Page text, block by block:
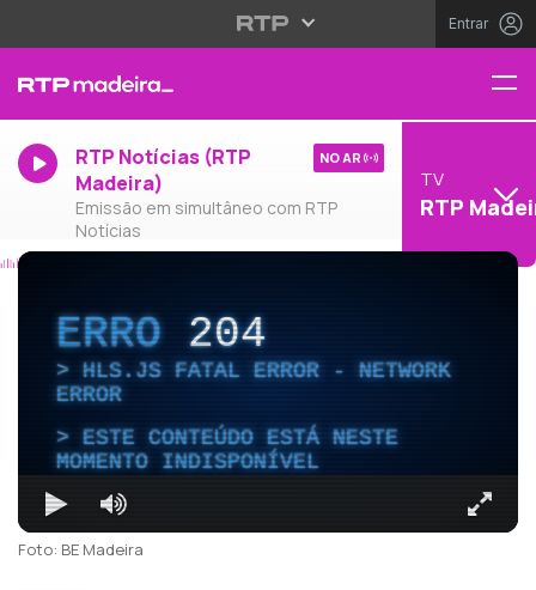
Entrar
RTP Notícias (RTP
Madeira)
Emissão em simultâneo com RTP
Notícias
NO AR
TV
RTP
ERRO204
HLS.JS FATAL ERROR - NETWORK
ERROR
ESTE CONTEÚDO ESTÁ NESTE
MOMENTO INDISPONÍVEL
Foto: BE Madeira